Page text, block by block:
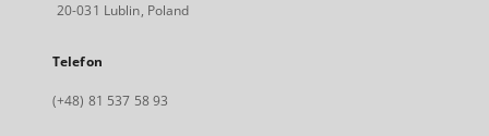
20-031 Lublin, Poland
Telefon
(+48) 81 537 58 93